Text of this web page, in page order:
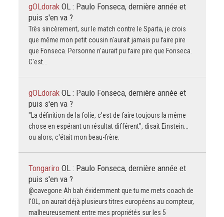
gOLdorak OL : Paulo Fonseca, dernière année et
puis s'en va ?
Très sincèrement, sur le match contre le Sparta, je crois
que même mon petit cousin n'aurait jamais pu faire pire
que Fonseca. Personne n'aurait pu faire pire que Fonseca.
C'est…
gOLdorak OL : Paulo Fonseca, dernière année et
puis s'en va ?
"La définition de la folie, c'est de faire toujours la même
chose en espérant un résultat différent", disait Einstein...
ou alors, c'était mon beau-frère.
Tongariro OL : Paulo Fonseca, dernière année et
puis s'en va ?
@cavegone Ah bah évidemment que tu me mets coach de
l'OL, on aurait déjà plusieurs titres européens au compteur,
malheureusement entre mes propriétés sur les 5